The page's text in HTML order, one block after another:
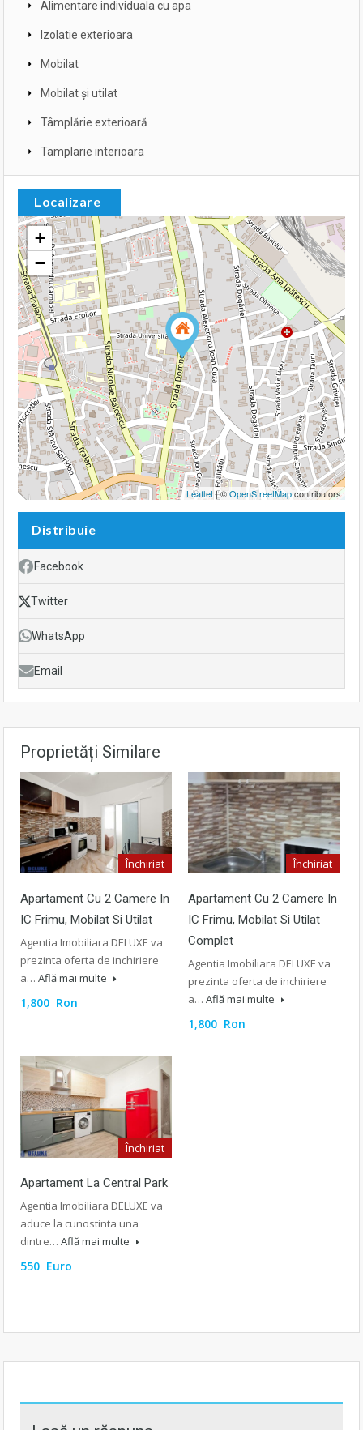
Alimentare individuala cu apa
Izolatie exterioara
Mobilat
Mobilat și utilat
Tâmplărie exterioară
Tamplarie interioara
Localizare
+
−
Leaflet| ©OpenStreetMapcontributors
Distribuie
Facebook
Twitter
WhatsApp
Email
Proprietăți Similare
Închiriat
Apartament Cu 2 Camere In
IC Frimu, Mobilat Si Utilat
Agentia Imobiliara DELUXE va
prezinta oferta de inchiriere
a… Află mai multe
1,800 Ron
Închiriat
Apartament Cu 2 Camere In
IC Frimu, Mobilat Si Utilat
Complet
Agentia Imobiliara DELUXE va
prezinta oferta de inchiriere
a… Află mai multe
1,800 Ron
Închiriat
Apartament La Central Park
Agentia Imobiliara DELUXE va
aduce la cunostinta una
dintre… Află mai multe
550 Euro